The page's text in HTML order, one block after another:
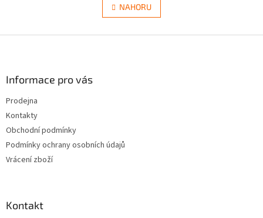
l
á
n
k
v
NAHORU
Informace pro vás
Prodejna
Kontakty
Obchodní podmínky
Podmínky ochrany osobních údajů
Vrácení zboží
Kontakt